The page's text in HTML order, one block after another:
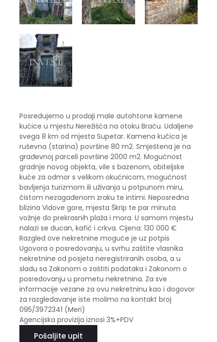
Posredujemo u prodaji male autohtone kamene
kućice u mjestu Nerežišća na otoku Braču. Udaljene
svega 8 km od mjesta Supetar. Kamena kučica je
ruševna (starina) površine 80 m2. Smještena je na
građevnoj parceli površine 2000 m2. Mogućnost
gradnje novog objekta, vile s bazenom, obiteljske
kuće za odmor s velikom okućnicom, mogućnost
bavljenja turizmom ili uživanja u potpunom miru,
čistom nezagađenom zraku te intimi. Neposredna
blizina Vidove gore, mjesta Škrip te par minuta
vožnje do prekrasnih plaža i mora. U samom mjestu
nalazi se ducan, kafić i crkva. Cijena: 130 000 €
Razgled ove nekretnine moguće je uz potpis
Ugovora o posredovanju, u svrhu zaštite vlasnika
nekretnine od posjeta neregistriranih osoba, a u
sladu sa Zakonom o zaštiti podataka i Zakonom o
posredovanju u prometu nekretnina. Za sve
informacije vezane za ovu nekretninu kao i dogovor
za razgledavanje iste molimo na kontakt broj
095/3972341 (Meri)
Agencijska provizija iznosi 3%+PDV
Pošaljite upit